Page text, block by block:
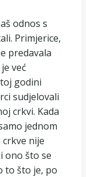
odnos s
Primjerice,
predavala
već
godini
sudjelovali
crkvi. Kada
jednom
nije
ono što se
to što je, po